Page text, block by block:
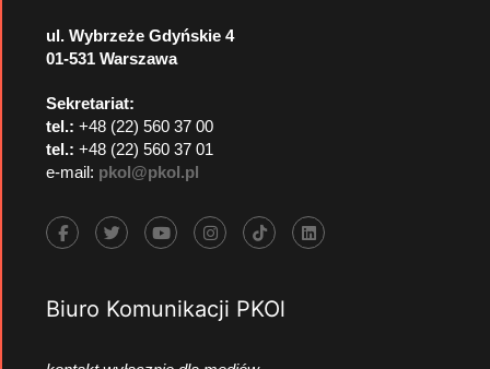
ul. Wybrzeże Gdyńskie 4
01-531 Warszawa
Sekretariat:
tel.: +48 (22) 560 37 00
tel.: +48 (22) 560 37 01
e-mail: pkol@pkol.pl
Biuro Komunikacji PKOl